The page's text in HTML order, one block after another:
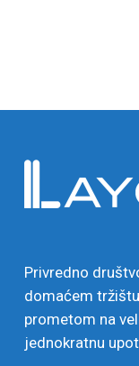
Privredno
domaćem
prometom na
jednokratnu